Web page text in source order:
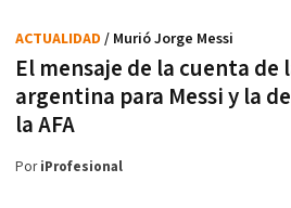
El mensaje de la cuenta de
argentina para Messi y la
la AFA
ACTUALIDAD / Murió Jorge Messi
PoriProfesional